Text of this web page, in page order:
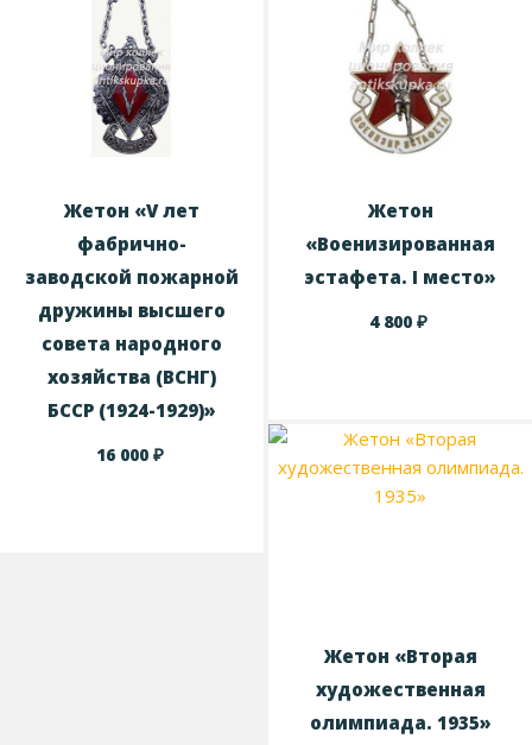
Жетон «V лет
фабрично-
заводской пожарной
дружины высшего
совета народного
хозяйства (ВСНГ)
БССР (1924-1929)»
16 000 ₽
Жетон
«Военизированная
эстафета. I место»
4 800₽
Жетон «Вторая
художественная
олимпиада. 1935»